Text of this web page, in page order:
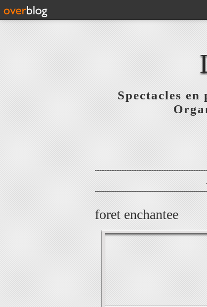
Spectacles
foret enchantee